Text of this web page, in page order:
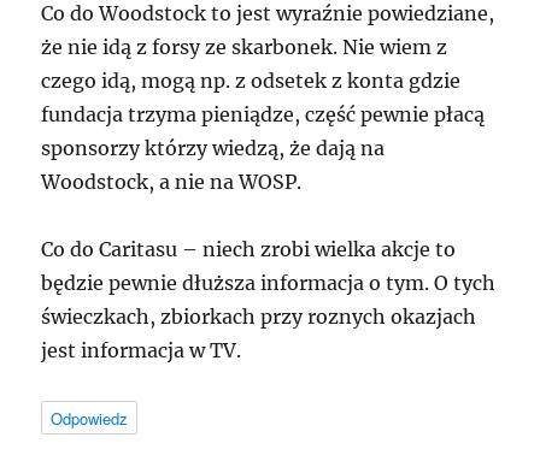
Co do Woodstock to jest wyraźnie powiedziane,
że nie idą z forsy ze skarbonek. Nie wiem z
czego idą, mogą np. z odsetek z konta gdzie
fundacja trzyma pieniądze, część pewnie płacą
sponsorzy którzy wiedzą, że dają na
Woodstock, a nie naWOSP.
Co do Caritasu – niech zrobi wielka akcje to
będzie pewnie dłuższa informacja o tym. O tych
świeczkach, zbiorkach przy roznych okazjach
jest informacja w TV.
Odpowiedz